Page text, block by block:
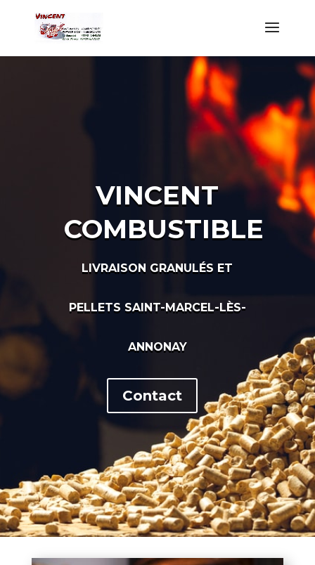
VINCENT
COMBUSTIBLE
LIVRAISON GRANULÉS ET
PELLETS SAINT-MARCEL-LÈS-
ANNONAY
Contact